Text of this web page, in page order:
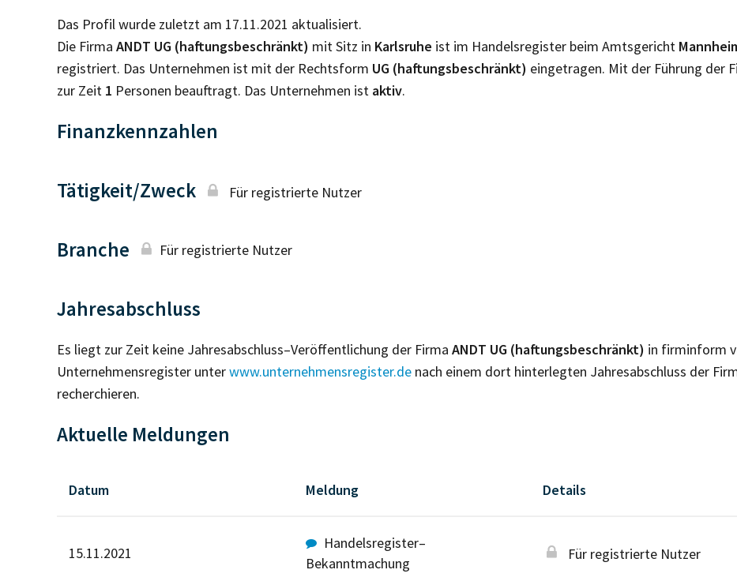
Das Profil wurde zuletzt am 17.11.2021 aktualisiert.
Die Firma ANDT UG (haftungsbeschränkt) mit Sitz in Karlsruhe ist im Handelsregister beim Amtsgericht
registriert. Das Unternehmen ist mit der Rechtsform UG (haftungsbeschränkt) eingetragen. Mit der Führung der
zur Zeit 1 Personen beauftragt. Das Unternehmen ist aktiv.
Finanzkennzahlen
Tätigkeit/Zweck Für registrierte Nutzer
Branche Für registrierte Nutzer
Jahresabschluss
Es liegt zur Zeit keine Jahresabschluss–Veröffentlichung der Firma ANDT UG (haftungsbeschränkt) in firminform
Unternehmensregister unterwww.unternehmensregister.de nach einem dort hinterlegten Jahresabschluss der
recherchieren.
Aktuelle Meldungen
Datum Meldung Details
15.11.2021
Handelsregister–
Bekanntmachung
Für registrierte Nutzer